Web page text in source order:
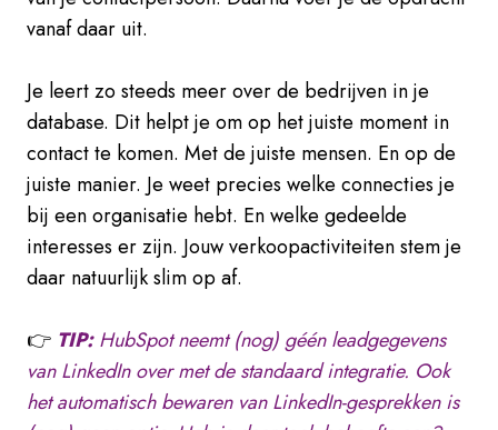
vanaf daar uit.
Je leert zo steeds meer over de bedrijven in je
database. Dit helpt je om op het juiste moment in
contact te komen. Met de juiste mensen. En op de
juiste manier. Je weet precies welke connecties je
bij een organisatie hebt. En welke gedeelde
interesses er zijn. Jouw verkoopactiviteiten stem je
daar natuurlijk slim op af.
👉 TIP:HubSpot neemt (nog) géén leadgegevens
van LinkedIn over met de standaard integratie. Ook
het automatisch bewaren van LinkedIn-gesprekken is